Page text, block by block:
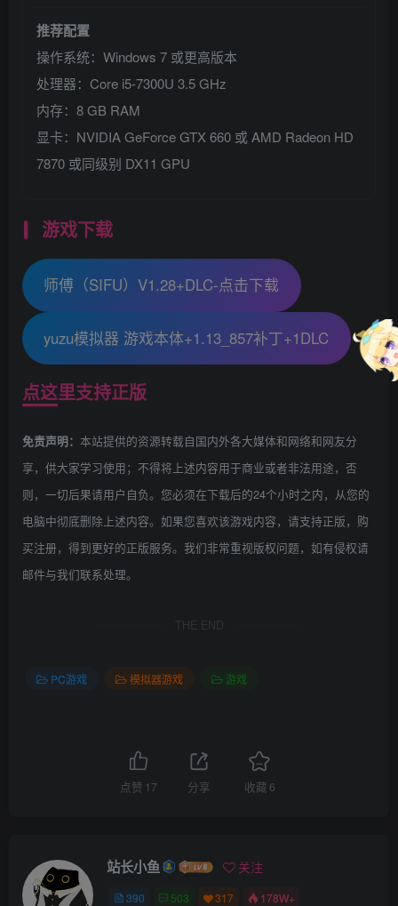
推荐配置
操作系统：Windows 7 或更高版本
处理器：Core i5-7300U 3.5 GHz
内存：8 GB RAM
显卡：NVIDIA GeForce GTX 660 或 AMD Radeon HD
7870 或同级别 DX11 GPU
游戏下载
师傅（SIFU）V1.28+DLC-点击下载
yuzu模拟器 游戏本体+1.13_857补丁+1DLC
点这里支持正版
免责声明： 本站提供的资源转载自国内外各大媒体和网络和网友分
享，供大家学习使用；不得将上述内容用于商业或者非法用途，否
则，一切后果请用户自负。您必须在下载后的24个小时之内，从您的
电脑中彻底删除上述内容。如果您喜欢该游戏内容，请支持正版，购
买注册，得到更好的正版服务。我们非常重视版权问题，如有侵权请
邮件与我们联系处理。
THE END
PC游戏 模拟器游戏 游戏
点赞 17 分享 收藏 6
站长小鱼 关注
390 503 317 178W+